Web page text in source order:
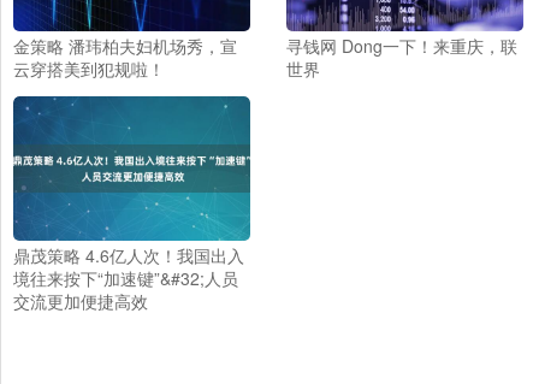
金策略 潘玮柏夫妇机场秀，宣
云穿搭美到犯规啦！
寻钱网 Dong一下！来重庆，联
世界
鼎茂策略 4.6亿人次！我国出入
境往来按下“加速键”&#32;人员
交流更加便捷高效